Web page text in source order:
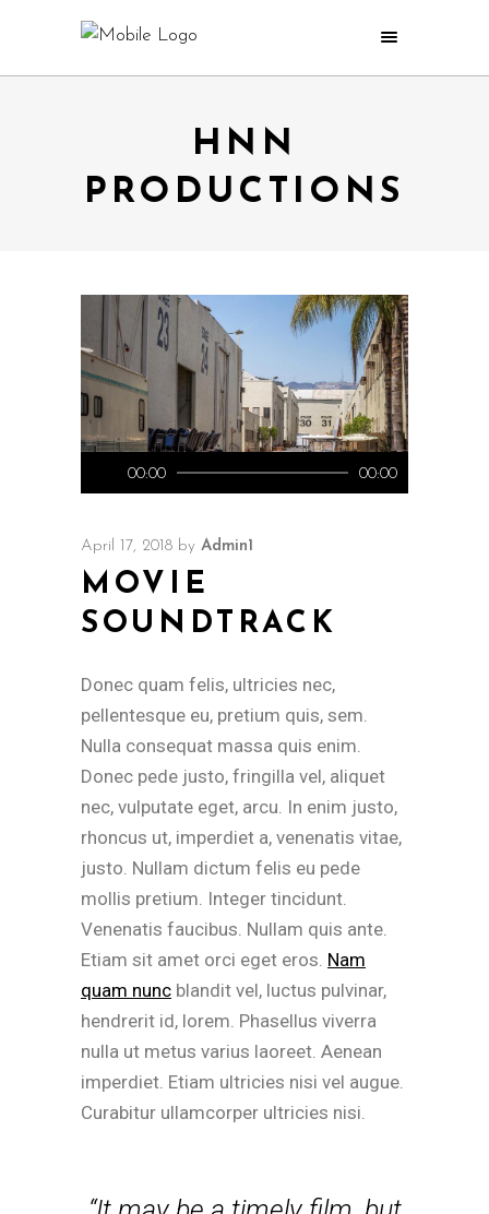
HNN
PRODUCTIONS
Player
00:00 00:00
April 17, 2018 by Admin1
MOVIE
SOUNDTRACK
Donec quam felis, ultricies nec,
pellentesque eu, pretium quis, sem.
Nulla consequat massa quis enim.
Donec pede justo, fringilla vel, aliquet
nec, vulputate eget, arcu. In enim justo,
rhoncus ut, imperdiet a, venenatis vitae,
justo. Nullam dictum felis eu pede
mollis pretium. Integer tincidunt.
Venenatis faucibus. Nullam quis ante.
Etiam sit amet orci eget eros. Nam
quam nunc blandit vel, luctus pulvinar,
hendrerit id, lorem. Phasellus viverra
nulla ut metus varius laoreet. Aenean
imperdiet. Etiam ultricies nisi vel augue.
Curabitur ullamcorper ultricies nisi.